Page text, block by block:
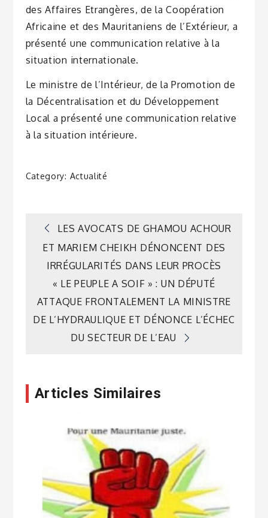
des Affaires Etrangères, de la Coopération
Africaine et des Mauritaniens de l’Extérieur, a
présenté une communication relative à la
situation internationale.
Le ministre de l’Intérieur, de la Promotion de
la Décentralisation et du Développement
Local a présenté une communication relative
à la situation intérieure.
Category: Actualité
Navigation
de
l’article
LES AVOCATS DE GHAMOU ACHOUR
ET MARIEM CHEIKH DÉNONCENT DES
IRRÉGULARITÉS DANS LEUR PROCÈS
« LE PEUPLE A SOIF » : UN DÉPUTÉ
ATTAQUE FRONTALEMENT LA MINISTRE
DE L’HYDRAULIQUE ET DÉNONCE L’ÉCHEC
DU SECTEUR DE L’EAU
Articles Similaires